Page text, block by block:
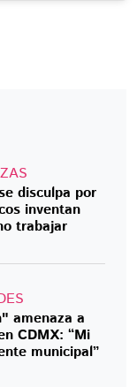
disculpa por
inventan
trabajar
amenaza a
CDMX: “Mi
municipal”